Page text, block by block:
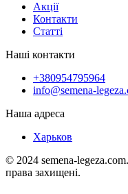
Акції
Контакти
Статті
Наші контакти
+380954795964
info@semena-
Наша адреса
Харьков
© 2024 semena-
права захищені.